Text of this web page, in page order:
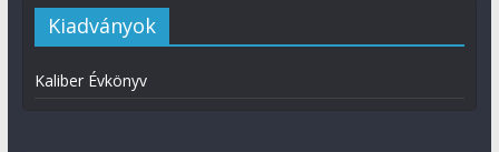
Kiadványok
Kaliber Évkönyv